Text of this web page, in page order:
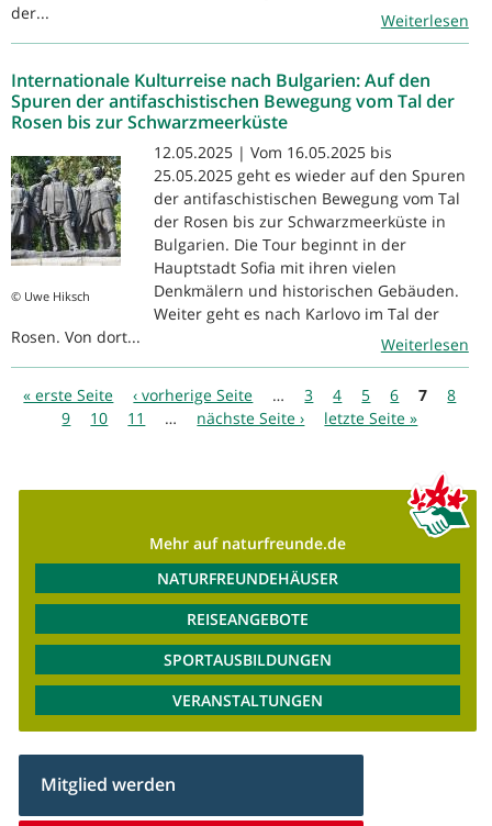
der...
Weiterlesen
Internationale Kulturreise nach Bulgarien: Auf den
Spuren der antifaschistischen Bewegung vom Tal der
Rosen bis zur Schwarzmeerküste
© Uwe Hiksch
12.05.2025 | Vom 16.05.2025 bis
25.05.2025 geht es wieder auf den Spuren
der antifaschistischen Bewegung vom Tal
der Rosen bis zur Schwarzmeerküste in
Bulgarien. Die Tour beginnt in der
Hauptstadt Sofia mit ihren vielen
Denkmälern und historischen Gebäuden.
Weiter geht es nach Karlovo im Tal der
Rosen. Von dort...
Weiterlesen
Seiten
« erste Seite ‹ vorherige Seite … 3 4 5 6 7
8
9
10 11 … nächste Seite › letzte Seite »
Mehr auf naturfreunde.de
NATURFREUNDEHÄUSER
REISEANGEBOTE
SPORTAUSBILDUNGEN
VERANSTALTUNGEN
Mitglied werden